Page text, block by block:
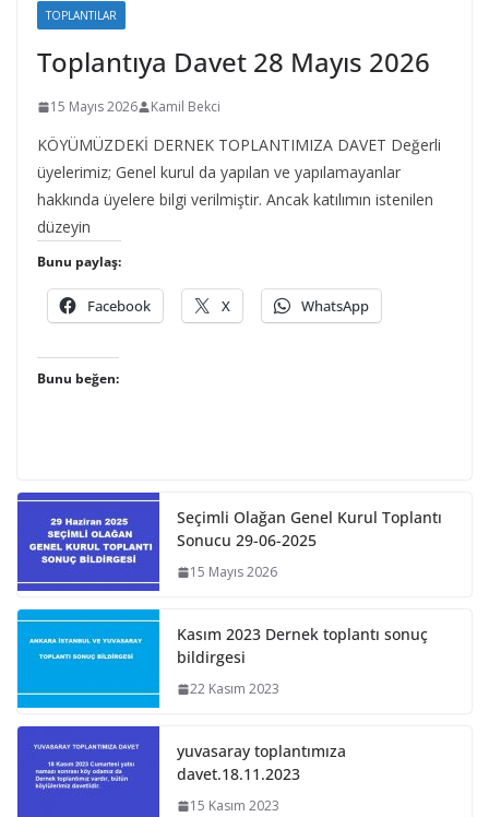
TOPLANTILAR
Toplantıya Davet 28 Mayıs 2026
15 Mayıs 2026 Kamil Bekci
KÖYÜMÜZDEKİ DERNEK TOPLANTIMIZA DAVET Değerli
üyelerimiz; Genel kurul da yapılan ve yapılamayanlar
hakkında üyelere bilgi verilmiştir. Ancak katılımın istenilen
düzeyin
Bunu paylaş:
Facebook X WhatsApp
Bunu beğen:
Seçimli Olağan Genel Kurul Toplantı
Sonucu 29-06-2025
15 Mayıs 2026
Kasım 2023 Dernek toplantı sonuç
bildirgesi
22 Kasım 2023
yuvasaray toplantımıza
davet.18.11.2023
15 Kasım 2023